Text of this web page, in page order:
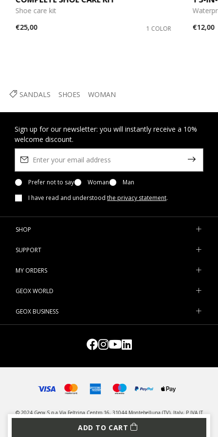
ADD TO CART
SANDALS SHOES WOMAN
Shoe care kit
€25,00
1 COLOR
€12,00
Sign up for our newsletter: you will instantly receive a 10%
welcome discount.
Prefer not to say Woman
Man
I have read and understood the privacy statement.
SHOP
SUPPORT
MY ORDERS
GEOX WORLD
GEOX BUSINESS
© 2024 Geox S.p.a Via Feltrina Centro 16, 31044 Montebelluna (TV), Italy, P.IVA IT
03348440268 - All rights reserved